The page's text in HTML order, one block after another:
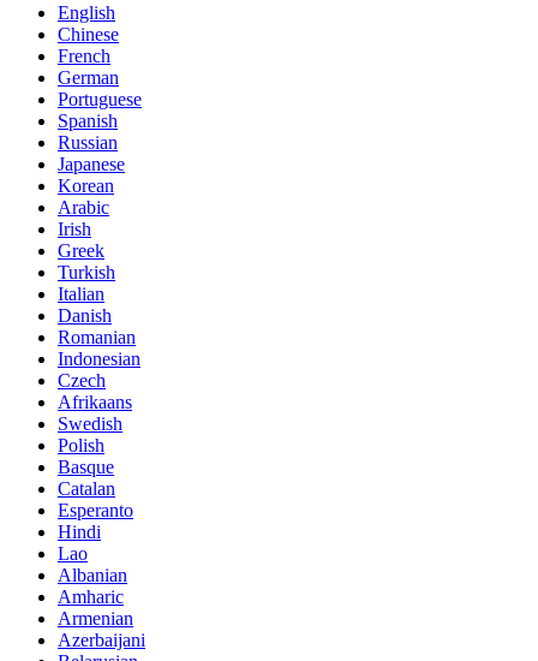
English
Chinese
French
German
Portuguese
Spanish
Russian
Japanese
Korean
Arabic
Irish
Greek
Turkish
Italian
Danish
Romanian
Indonesian
Czech
Afrikaans
Swedish
Polish
Basque
Catalan
Esperanto
Hindi
Lao
Albanian
Amharic
Armenian
Azerbaijani